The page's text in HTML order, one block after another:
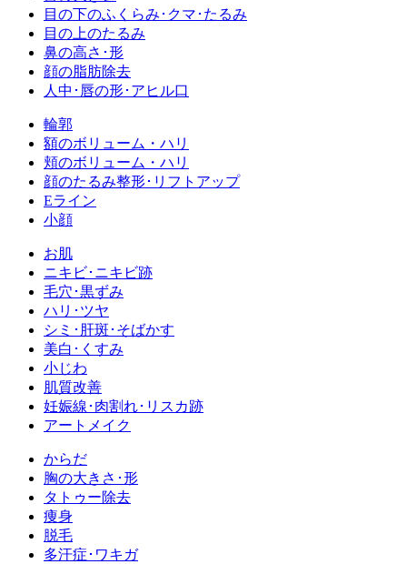
目の下のふくらみ･クマ･たるみ
目の上のたるみ
鼻の高さ･形
顔の脂肪除去
人中･唇の形･アヒル口
輪郭
額のボリューム・ハリ
頬のボリューム・ハリ
顔のたるみ整形･リフトアップ
Eライン
小顔
お肌
ニキビ･ニキビ跡
毛穴･黒ずみ
ハリ･ツヤ
シミ･肝斑･そばかす
美白･くすみ
小じわ
肌質改善
妊娠線･肉割れ･リスカ跡
アートメイク
からだ
胸の大きさ･形
タトゥー除去
痩身
脱毛
多汗症･ワキガ